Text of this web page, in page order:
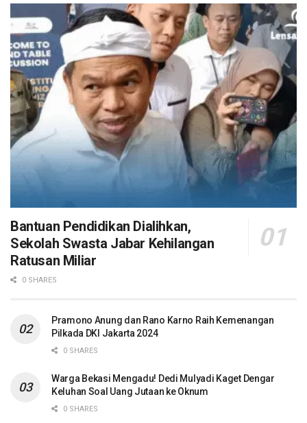
Bantuan Pendidikan Dialihkan,
Sekolah Swasta Jabar Kehilangan
Ratusan Miliar
0 SHARES
Pramono Anung dan Rano Karno Raih Kemenangan
Pilkada DKI Jakarta 2024
0 SHARES
Warga Bekasi Mengadu! Dedi Mulyadi Kaget Dengar
Keluhan Soal Uang Jutaan ke Oknum
0 SHARES